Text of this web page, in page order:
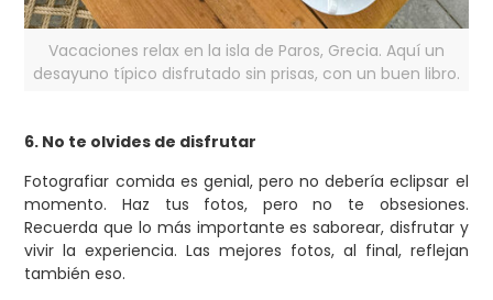
Vacaciones relax en la isla de Paros, Grecia. Aquí un
desayuno típico disfrutado sin prisas, con un buen libro.
6. No te olvides de disfrutar
Fotografiar comida es genial, pero no debería eclipsar el
momento. Haz tus fotos, pero no te obsesiones.
Recuerda que lo más importante es saborear, disfrutar y
vivir la experiencia. Las mejores fotos, al final, reflejan
también eso.